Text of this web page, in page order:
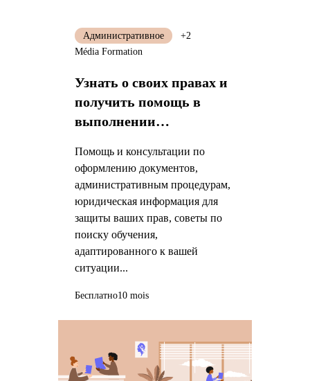
Узнать о своих правах и
получить помощь в
выполнении
Помощь и консультации по
оформлению документов,
административным процедурам,
юридическая информация для
защиты ваших прав, советы по
поиску обучения,
адаптированного к вашей
ситуации...
Административное
+2
Média Formation
Бесплатно10 mois